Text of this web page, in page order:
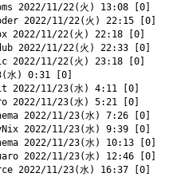
2022/11/22(火) 13:08 [0]
2022/11/22(火) 22:15 [0]
2022/11/22(火) 22:18 [0]
2022/11/22(火) 22:33 [0]
2022/11/22(火) 23:18 [0]
水) 0:31 [0]
2022/11/23(水) 4:11 [0]
2022/11/23(水) 5:21 [0]
2022/11/23(水) 7:26 [0]
2022/11/23(水) 9:39 [0]
2022/11/23(水) 10:13 [0]
2022/11/23(水) 12:46 [0]
2022/11/23(水) 16:37 [0]